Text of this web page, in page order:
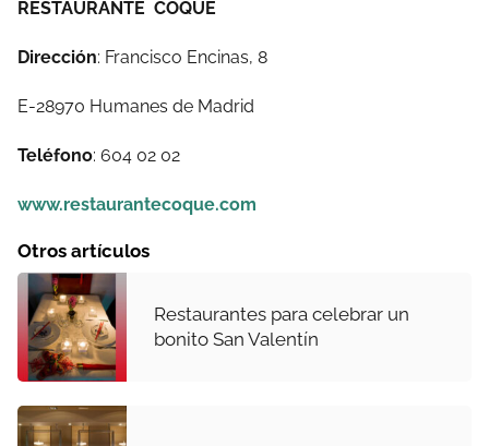
RESTAURANTE COQUE
Dirección: Francisco Encinas, 8
E-28970 Humanes de Madrid
Teléfono: 604 02 02
www.restaurantecoque.com
Otros artículos
Restaurantes para celebrar un
bonito San Valentín